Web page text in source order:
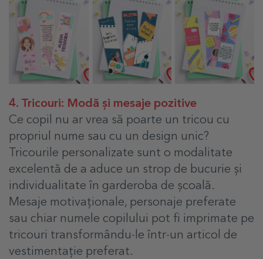
4. Tricouri: Modă și mesaje pozitive
Ce copil nu ar vrea să poarte un tricou cu
propriul nume sau cu un design unic?
Tricourile personalizate sunt o modalitate
excelentă de a aduce un strop de bucurie și
individualitate în garderoba de școală.
Mesaje motivaționale, personaje preferate
sau chiar numele copilului pot fi imprimate pe
tricouri transformându-le într-un articol de
vestimentație preferat.